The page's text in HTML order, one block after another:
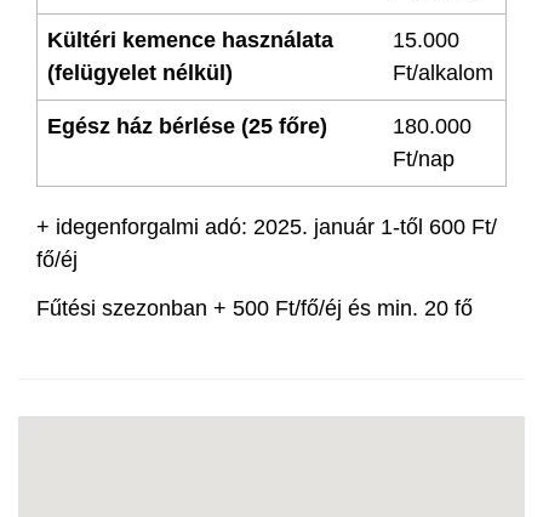
Kültéri kemence használata
(felügyelet nélkül)
15.000
Ft/alkalom
Egész ház bérlése (25 főre)
180.000
Ft/nap
+ idegenforgalmi adó: 2025. január 1-től 600 Ft/
fő/éj
Fűtési szezonban + 500 Ft/fő/éj és min. 20 fő